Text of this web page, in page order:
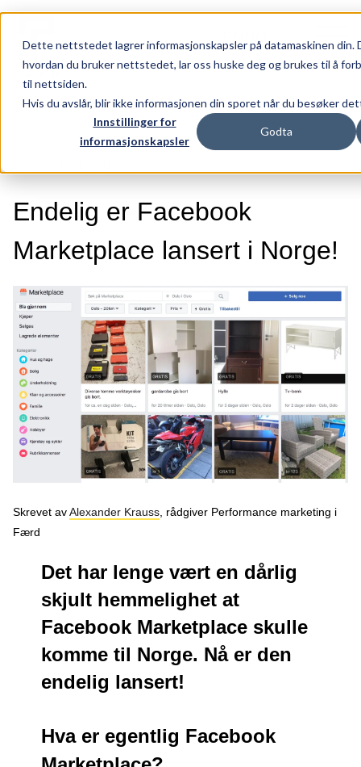
Dette nettstedet lagrer informasjonskapsler på datamaskinen din.
hvordan du bruker nettstedet, lar oss huske deg og brukes til å
til nettsiden.
Hvis du avslår, blir ikke informasjonen din sporet når du besøker
Innstillinger for
informasjonskapsler
Godta
Tjenester
Råd og retning
Idé og utforming
Synlighet og vekst
Hubspot
Arbeider
Nytt
Podcast
Om oss
Kontakt
Nyhetsbrev
EN
Endelig er Facebook
Marketplace lansert i Norge!
Skrevet avAlexander Krauss, rådgiver Performance marketing i
Færd
Det har lenge vært en dårlig
skjult hemmelighet at
Facebook Marketplace skulle
komme til Norge. Nå er den
endelig lansert!
Hva er egentlig Facebook